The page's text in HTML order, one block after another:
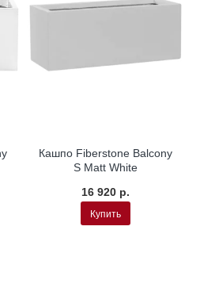
Кашпо Fiberstone Balcony
S Matt White
16 920 р.
Купить